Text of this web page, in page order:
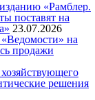
«Рамблер.
поставят на
23.07.2026
на
продажи
решения